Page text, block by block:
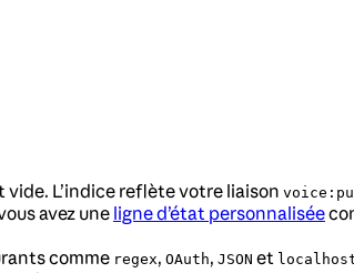
vide. L’indice reflète votre liaison
avez une ligne d’état personnalisée
comme regex, OAuth, JSON et